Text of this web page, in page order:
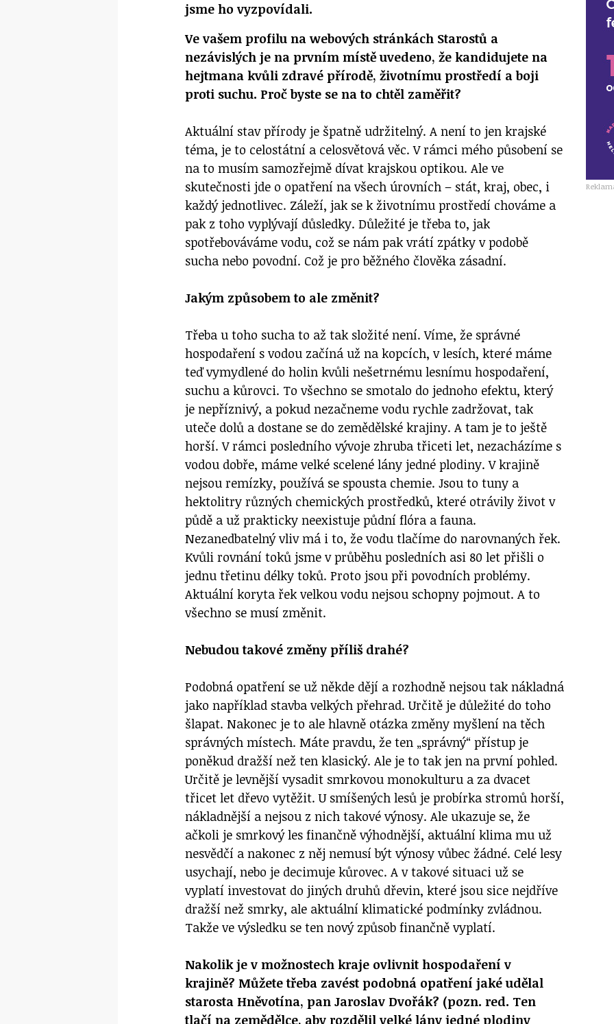
jsme ho vyzpovídali.
Ve vašem profilu na webových stránkách Starostů a
nezávislých je na prvním místě uvedeno, že kandidujete na
hejtmana kvůli zdravé přírodě, životnímu prostředí a boji
proti suchu. Proč byste se na to chtěl zaměřit?
Aktuální stav přírody je špatně udržitelný. A není to jen krajské
téma, je to celostátní a celosvětová věc. V rámci mého působení se
na to musím samozřejmě dívat krajskou optikou. Ale ve
skutečnosti jde o opatření na všech úrovních – stát, kraj, obec, i
každý jednotlivec. Záleží, jak se k životnímu prostředí chováme a
pak z toho vyplývají důsledky. Důležité je třeba to, jak
spotřebováváme vodu, což se nám pak vrátí zpátky v podobě
sucha nebo povodní. Což je pro běžného člověka zásadní.
Jakým způsobem to ale změnit?
Třeba u toho sucha to až tak složité není. Víme, že správné
hospodaření s vodou začíná už na kopcích, v lesích, které máme
teď vymydlené do holin kvůli nešetrnému lesnímu hospodaření,
suchu a kůrovci. To všechno se smotalo do jednoho efektu, který
je nepříznivý, a pokud nezačneme vodu rychle zadržovat, tak
uteče dolů a dostane se do zemědělské krajiny. A tam je to ještě
horší. V rámci posledního vývoje zhruba třiceti let, nezacházíme s
vodou dobře, máme velké scelené lány jedné plodiny. V krajině
nejsou remízky, používá se spousta chemie. Jsou to tuny a
hektolitry různých chemických prostředků, které otrávily život v
půdě a už prakticky neexistuje půdní flóra a fauna.
Nezanedbatelný vliv má i to, že vodu tlačíme do narovnaných řek.
Kvůli rovnání toků jsme v průběhu posledních asi 80 let přišli o
jednu třetinu délky toků. Proto jsou při povodních problémy.
Aktuální koryta řek velkou vodu nejsou schopny pojmout. A to
všechno se musí změnit.
Nebudou takové změny příliš drahé?
Podobná opatření se už někde dějí a rozhodně nejsou tak nákladná
jako například stavba velkých přehrad. Určitě je důležité do toho
šlapat. Nakonec je to ale hlavně otázka změny myšlení na těch
správných místech. Máte pravdu, že ten „správný“ přístup je
poněkud dražší než ten klasický. Ale je to tak jen na první pohled.
Určitě je levnější vysadit smrkovou monokulturu a za dvacet
třicet let dřevo vytěžit. U smíšených lesů je probírka stromů horší,
nákladnější a nejsou z nich takové výnosy. Ale ukazuje se, že
ačkoli je smrkový les finančně výhodnější, aktuální klima mu už
nesvědčí a nakonec z něj nemusí být výnosy vůbec žádné. Celé lesy
usychají, nebo je decimuje kůrovec. A v takové situaci už se
vyplatí investovat do jiných druhů dřevin, které jsou sice nejdříve
dražší než smrky, ale aktuální klimatické podmínky zvládnou.
Takže ve výsledku se ten nový způsob finančně vyplatí.
Nakolik je v možnostech kraje ovlivnit hospodaření v
krajině? Můžete třeba zavést podobná opatření jaké udělal
starosta Hněvotína, pan Jaroslav Dvořák? (pozn. red. Ten
tlačí na zemědělce, aby rozdělil velké lány jedné plodiny